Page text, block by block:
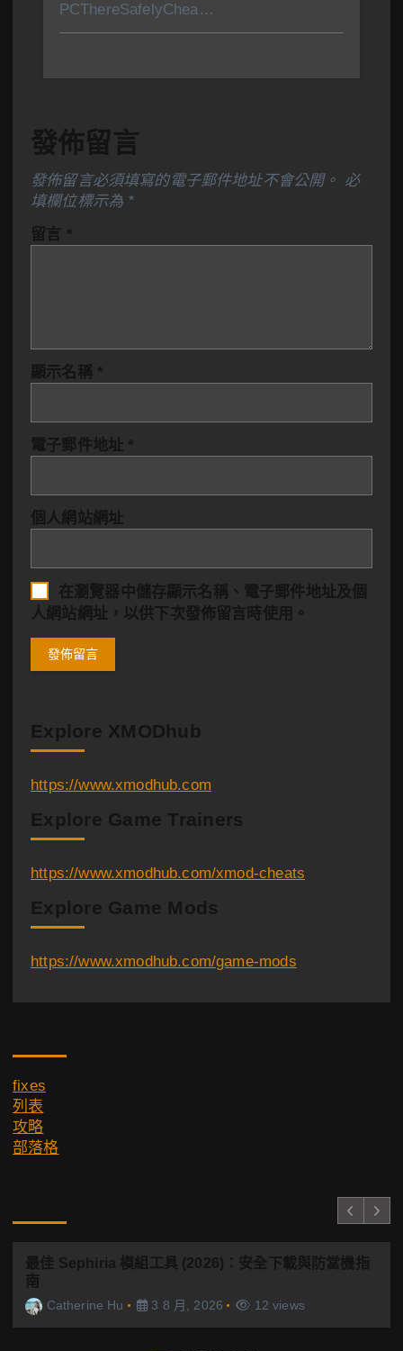
PCThereSafelyChea…
發佈留言
發佈留言必須填寫的電子郵件地址不會公開。 必
填欄位標示為 *
留言 *
顯示名稱 *
電子郵件地址 *
個人網站網址
在瀏覽器 中儲存顯示名稱、電子郵件地址及個
人網站網址，以供下次發佈留言時使用。
Explore XMODhub
https://www.xmodhub.com
Explore Game Trainers
https://www.xmodhub.com/xmod-cheats
Explore Game Mods
https://www.xmodhub.com/game-mods
fixes
列表
攻略
部落格
最佳 Sephiria 模組工具 (2026)：安全下載與防當機指
南
Catherine Hu 3 8 月, 2026 12 views